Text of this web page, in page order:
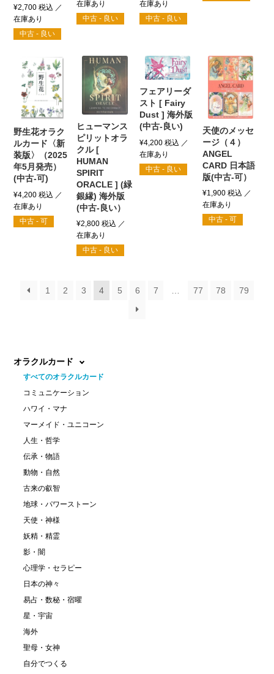
¥2,700 税込
中古 - 良い
中古 - 良い 中古 - 良い
野生花オラク
ルカード〈新
装版〉（2025
年5月発売）
(中古-可)
¥4,200 税込
中古 - 可
ヒューマンス
ピリットオラ
クル [
HUMAN
SPIRIT
ORACLE ] (緑
銀縁) 海外版
(中古-良い）
¥2,800 税込
中古 - 良い
フェアリーダ
スト [ Fairy
Dust ] 海外版
(中古-良い)
¥4,200 税込
中古 - 良い
天使のメッセ
ージ（４）
ANGEL
CARD 日本語
版(中古-可）
¥1,900税込
中古 - 可
1 2 3 4 5 6 7 77 78 79
オラクルカード
すべてのオラクルカード
コミュニケーション
ハワイ・マナ
マーメイド・ユニコーン
人生・哲学
伝承・物語
動物・自然
古来の叡智
地球・パワーストーン
天使・神様
妖精・精霊
影・闇
心理学・セラピー
日本の神々
易占・数秘・宿曜
星・宇宙
海外
聖母・女神
自分でつくる